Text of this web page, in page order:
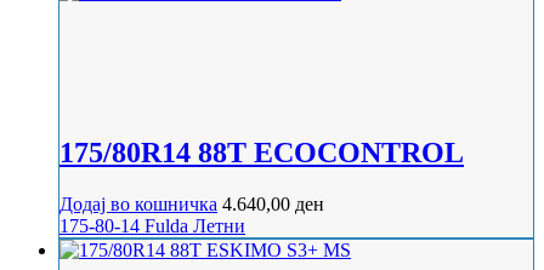
175/80R14 88T ECOCONTROL
Додај во кошничка 4.640,00 ден
175-80-14 Fulda Летни